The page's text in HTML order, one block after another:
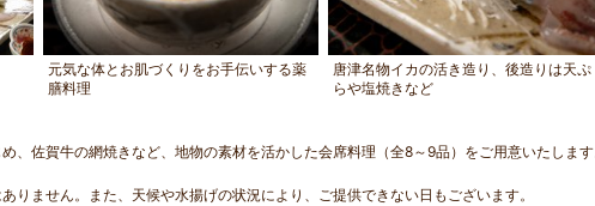
元気な体とお肌づくりをお手伝いする薬
膳料理
唐津名物イカの活き造り、後造りは天ぷ
らや塩焼きなど
、佐賀牛の網焼きなど、地物の素材を活かした会席料理（全8～9品）をご用意いたします
りません。また、天候や水揚げの状況により、ご提供できない日もございます。